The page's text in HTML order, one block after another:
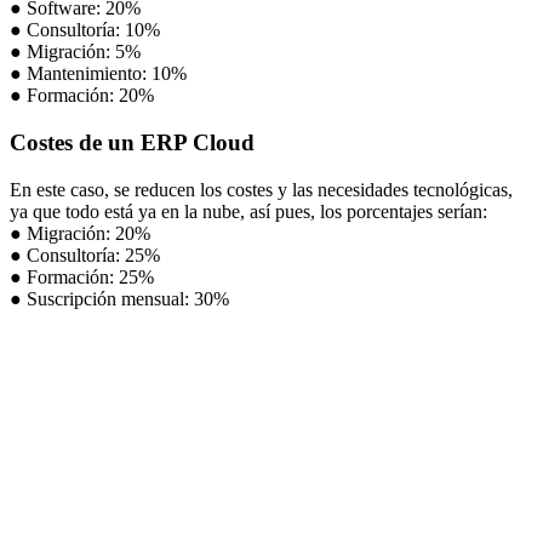
● Software: 20%
● Consultoría: 10%
● Migración: 5%
● Mantenimiento: 10%
● Formación: 20%
Costes de un ERP Cloud
En este caso, se reducen los costes y las necesidades tecnológicas,
ya que todo está ya en la nube, así pues, los porcentajes serían:
● Migración: 20%
● Consultoría: 25%
● Formación: 25%
● Suscripción mensual: 30%